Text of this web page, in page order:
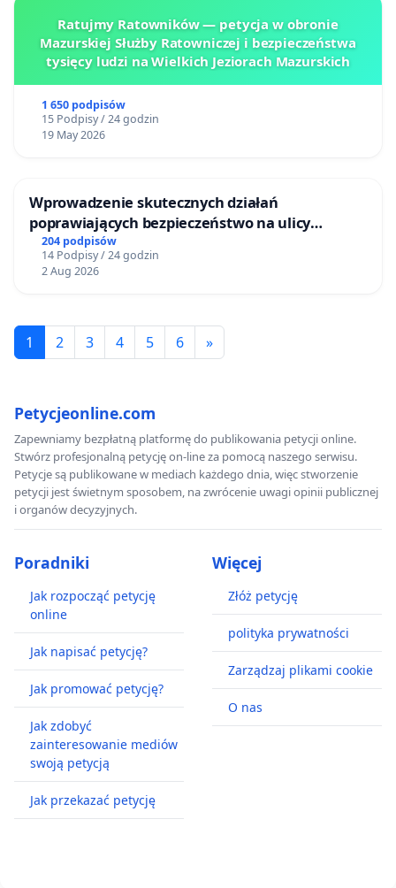
Ratujmy Ratowników — petycja w obronie
Mazurskiej Służby Ratowniczej i bezpieczeństwa
tysięcy ludzi na Wielkich Jeziorach Mazurskich
1 650 podpisów
15 Podpisy / 24 godzin
19 May 2026
Wprowadzenie skutecznych działań
poprawiających bezpieczeństwo na ulicy
Żeromskiego w Otwocku
204 podpisów
14 Podpisy / 24 godzin
2 Aug 2026
1 2 3 4 5 6 »
Petycjeonline.com
Zapewniamy bezpłatną platformę do publikowania petycji online.
Stwórz profesjonalną petycję on-line za pomocą naszego serwisu.
Petycje są publikowane w mediach każdego dnia, więc stworzenie
petycji jest świetnym sposobem, na zwrócenie uwagi opinii publicznej
i organów decyzyjnych.
Poradniki
Jak rozpocząć petycję
online
Jak napisać petycję?
Jak promować petycję?
Jak zdobyć
zainteresowanie mediów
swoją petycją
Jak przekazać petycję
Więcej
Złóż petycję
polityka prywatności
Zarządzaj plikami cookie
O nas